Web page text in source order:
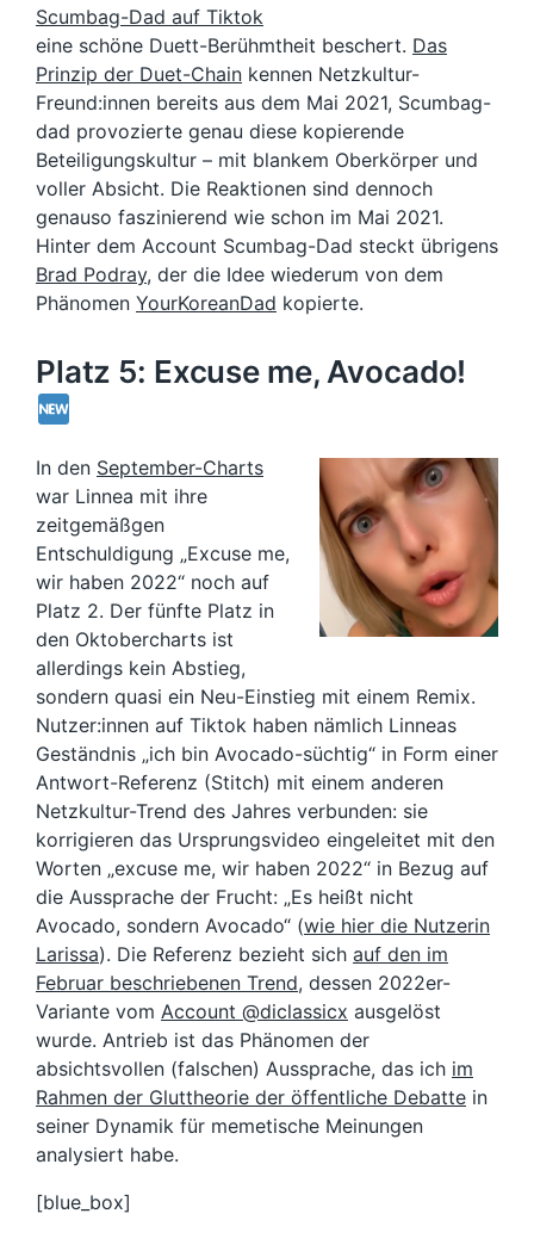
Scumbag-Dad auf Tiktok
eine schöne Duett-Berühmtheit beschert. Das
Prinzip der Duet-Chain kennen Netzkultur-
Freund:innen bereits aus dem Mai 2021, Scumbag-
dad provozierte genau diese kopierende
Beteiligungskultur – mit blankem Oberkörper und
voller Absicht. Die Reaktionen sind dennoch
genauso faszinierend wie schon im Mai 2021.
Hinter dem Account Scumbag-Dad steckt übrigens
Brad Podray, der die Idee wiederum von dem
Phänomen YourKoreanDad kopierte.
Platz 5: Excuse me, Avocado!
In den September-Charts
war Linnea mit ihre
zeitgemäßgen
Entschuldigung „Excuse me,
wir haben 2022“ noch auf
Platz 2. Der fünfte Platz in
den Oktobercharts ist
allerdings kein Abstieg,
sondern quasi ein Neu-Einstieg mit einem Remix.
Nutzer:innen auf Tiktok haben nämlich Linneas
Geständnis „ich bin Avocado-süchtig“ in Form einer
Antwort-Referenz (Stitch) mit einem anderen
Netzkultur-Trend des Jahres verbunden: sie
korrigieren das Ursprungsvideo eingeleitet mit den
Worten „excuse me, wir haben 2022“ in Bezug auf
die Aussprache der Frucht: „Es heißt nicht
Avocado, sondern Avocado“ (wie hier die Nutzerin
Larissa). Die Referenz bezieht sich auf den im
Februar beschriebenen Trend, dessen 2022er-
Variante vom Account @diclassicx ausgelöst
wurde. Antrieb ist das Phänomen der
absichtsvollen (falschen) Aussprache, das ich im
Rahmen der Gluttheorie der öffentliche Debatte in
seiner Dynamik für memetische Meinungen
analysiert habe.
[blue_box]